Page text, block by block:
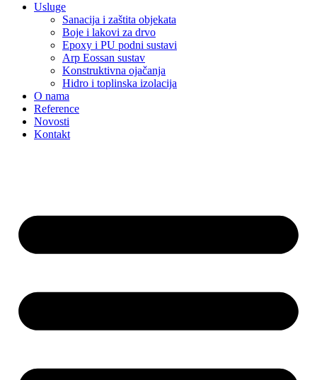
Usluge
Sanacija i zaštita objekata
Boje i lakovi za drvo
Epoxy i PU podni sustavi
Arp Eossan sustav
Konstruktivna ojačanja
Hidro i toplinska izolacija
O nama
Reference
Novosti
Kontakt